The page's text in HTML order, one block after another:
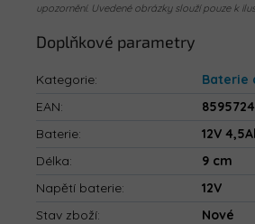
upozornění. Uvedené obrázky slouží pouze k
Doplňkové parametry
Kategorie:
Baterie
EAN:
Baterie:
12V
Délka:
9 cm
Napětí baterie:
12V
Stav zboží:
Nové